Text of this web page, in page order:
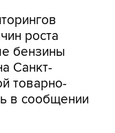
роста
бензины
Санкт-
товарно-
в сообщении